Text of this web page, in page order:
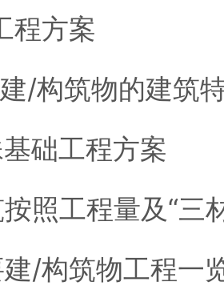
程方案
/构筑物的建筑
础工程方案
照工程量及“三
/构筑物工程一